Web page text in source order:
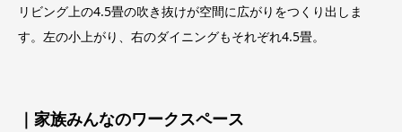
リビング上の4.5畳の吹き抜けが空間に広がりをつくり出しま
す。左の小上がり、右のダイニングもそれぞれ4.5畳。
｜家族みんなのワークスペース